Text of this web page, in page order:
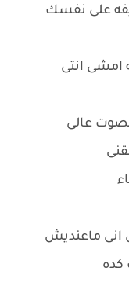
على نفسك
امشى انتى
عالى
انى ماعنديش
كده